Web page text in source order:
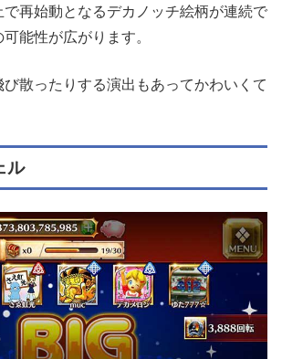
で再始動となるデカノッチ絵柄が連続で
能性が広がります。
散ったりする演出もあってかわいくて
ル